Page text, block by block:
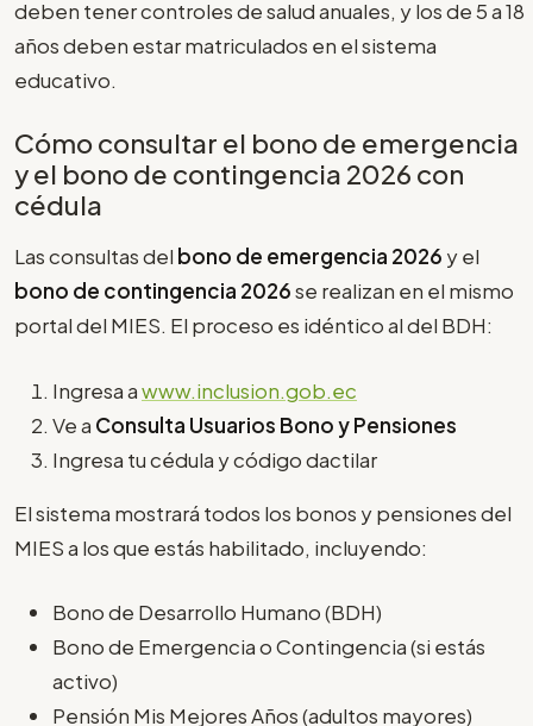
deben tener controles de salud anuales, y los de 5 a 18
años deben estar matriculados en el sistema
educativo.
Cómo consultar el bono de emergencia
y el bono de contingencia 2026 con
cédula
Las consultas del bono de emergencia 2026 y el
bono de contingencia 2026se realizan en el mismo
portal del MIES. El proceso es idéntico al del BDH:
Ingresa awww.inclusion.gob.ec
Ve a Consulta Usuarios Bono y Pensiones
Ingresa tu cédula y código dactilar
El sistema mostrará todos los bonos y pensiones del
MIES a los que estás habilitado, incluyendo:
Bono de Desarrollo Humano (BDH)
Bono de Emergencia o Contingencia (si estás
activo)
Pensión Mis Mejores Años (adultos mayores)